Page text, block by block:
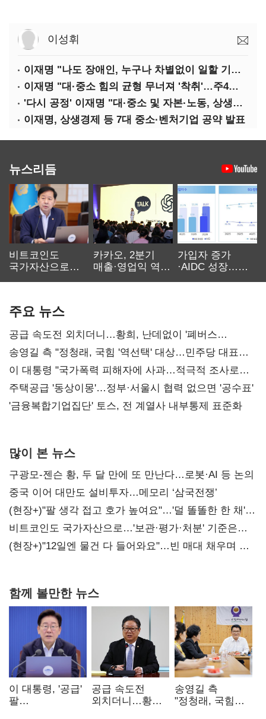
이성휘
이재명 "나도 장애인, 누구나 차별없이 일할 기회 중요"
이재명 "대·중소 힘의 균형 무너져 '착취'…주4일제, 가야할 길"
'다시 공정' 이재명 "대·중소 및 자본·노동, 상생하는 공정한 성장"
이재명, 상생경제 등 7대 중소·벤처기업 공약 발표
뉴스리듬
비트코인도
국가자산으로…'
카카오, 2분기
매출·영업익 역대
가입자 증가
·AIDC 성장…
주요 뉴스
공급 속도전 외치더니…황희, 난데없이 '폐버스
리모델링' 제안
송영길 측 "정청래, 국힘 '역선택' 대상…민주당 대표로
총선 지휘 못해"
이 대통령 "국가폭력 피해자에 사과…적극적 조사로
진실 밝혀야"
주택공급 '동상이몽'…정부·서울시 협력 없으면 '공수표'
'금융복합기업집단' 토스, 전 계열사 내부통제 표준화
많이 본 뉴스
구광모-젠슨 황, 두 달 만에 또 만난다…로봇·AI 등 논의
중국 이어 대만도 설비투자…메모리 ‘삼국전쟁’
(현장+)"팔 생각 접고 호가 높여요"…'덜 똘똘한 한 채'
20억 키맞추기
비트코인도 국가자산으로…'보관·평가·처분' 기준은
숙제
(현장+)"12일엔 물건 다 들어와요"…빈 매대 채우며 문
함께 볼만한 뉴스
이 대통령, '공급'
팔
공급 속도전
외치더니…황희,
송영길 측
"정청래, 국힘